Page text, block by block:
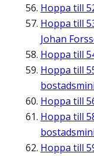
Hoppa till
Hoppa till
Johan
Hoppa till
Hoppa till
Hoppa till
Hoppa till
Hoppa till